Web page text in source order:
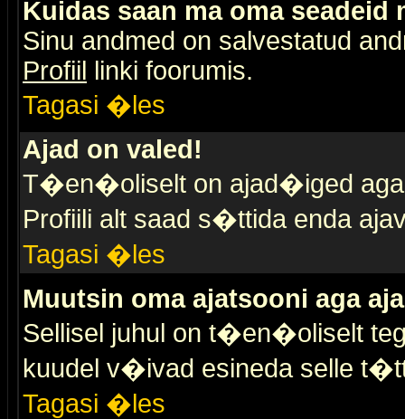
Kuidas saan ma oma seadeid
Sinu andmed on salvestatud
Profiil linki foorumis.
Tagasi �les
Ajad on valed!
T�en�oliselt on ajad�iged
Profiili alt saad s�ttida enda
Tagasi �les
Muutsin oma ajatsooni aga
Sellisel juhul on t�en�oliselt
kuudel v�ivad esineda selle
Tagasi �les